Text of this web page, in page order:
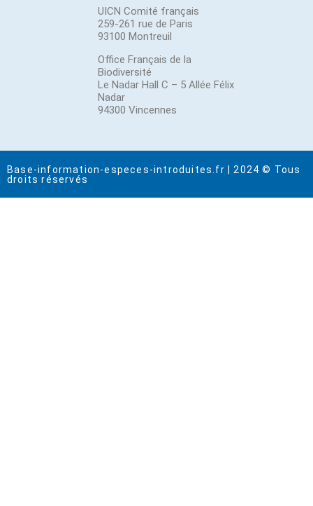
UICN Comité français
259-261 rue de Paris
93100 Montreuil
Office Français de la
Biodiversité
Le Nadar Hall C – 5 Allée Félix
Nadar
94300 Vincennes
Base-information-especes-introduites.fr | 2024 © Tous
droits réservés